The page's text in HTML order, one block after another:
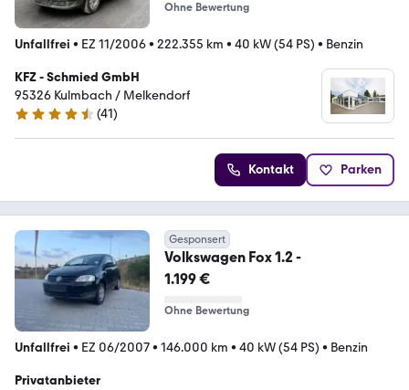
Ohne Bewertung
Unfallfrei • EZ 11/2006• 222.355 km • 40 kW (54 PS) • Benzin
KFZ - Schmied GmbH
95326 Kulmbach / Melkendorf
4.7 Sterne
(41)
Kontakt Parken
Gesponsert
Volkswagen Fox 1.2 -
1.199 €
Ohne Bewertung
Unfallfrei • EZ 06/2007• 146.000 km • 40 kW (54 PS) • Benzin
Privatanbieter